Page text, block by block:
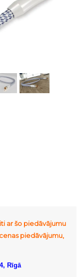
ar šo piedāvājumu
piedāvājumu,
Rīgā